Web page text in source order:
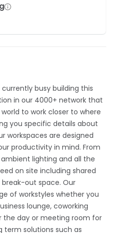
busy building this
in our 4000+ network that
to work closer to where
you specific details about
workspaces are designed
productivity in mind. From
lighting and all the
on site including shared
out space. Our
of workstyles whether you
lounge, coworking
the day or meeting room for
term solutions such as